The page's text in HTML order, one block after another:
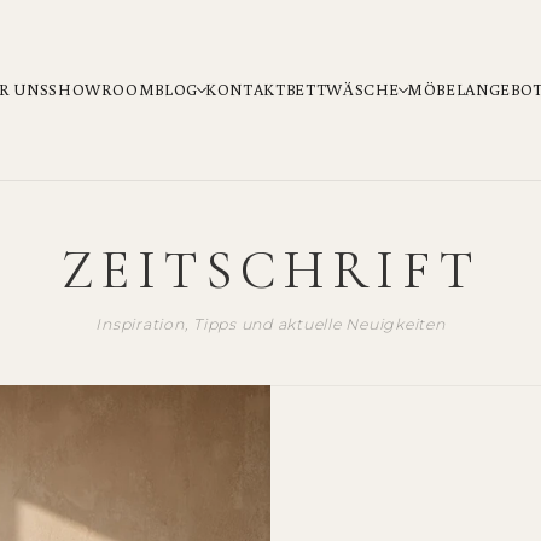
UNSSHOWROOMBLOG KONTAKTBETTWÄSCHE MÖBEL
ZEITSCHRIFT
Inspiration, Tipps und aktuelle Neuigkeiten